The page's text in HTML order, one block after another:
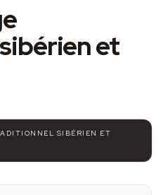
et
SIBÉRIEN ET